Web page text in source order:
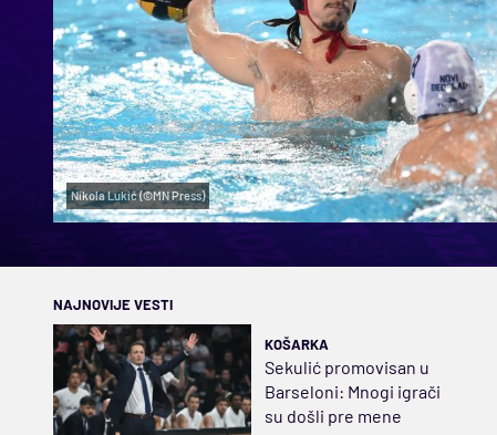
Nikola Lukić (©MN Press)
NAJNOVIJE VESTI
KOŠARKA
Sekulić promovisan u
Barseloni: Mnogi igrači
su došli pre mene